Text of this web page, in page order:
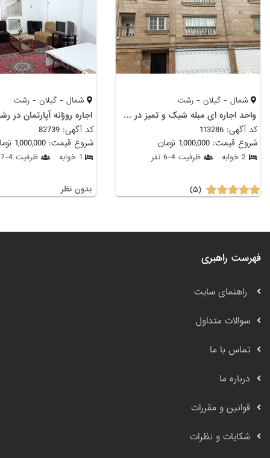
شمال - گیلان - رشت
واحد اجاره ای مبله شیک و تمیز در شهر رشت
کد آگهی: 113286
شروع قیمت: 1,000,000 تومان
2 خوابه ظرفیت 4-6 نفر
(۵)
شمال - گیلان - رشت
اجاره روزانه آپارتمان در
کد آگهی: 82739
شروع قیمت: 1,000,000 تومان
1 خوابه ظرفیت 4-7 نفر
بدون نظر
فهرست راهبری
راهنمای سایت
سوالات متداول
تماس با ما
درباره ما
قوانین و مقررات
شکایات و نظرات